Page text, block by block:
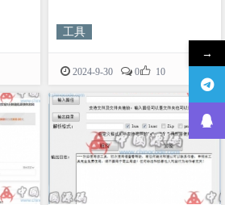
工具
2024-9-30 0 10
→